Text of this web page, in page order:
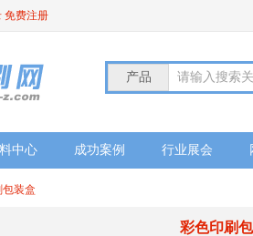
免费注册
产品 请输入搜索
中心 成功案例 行业展会
装盒
彩色印刷